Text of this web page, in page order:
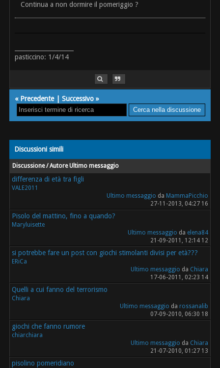
Continua a non dormire il pomeriggio ?
pasticcino: 1/4/14
« Precedente|Successivo »
Discussioni simili
Discussione / Autore Ultimo messaggio
differenza di età tra figli
VALE2011
Ultimo messaggio da MammaPicchio
27-11-2013, 04:27 16
Pisolo del mattino, fino a quando?
Maryluisette
Ultimo messaggio da elena84
21-09-2011, 12:14 12
si potrebbe fare un post con giochi stimolanti divisi per età???
ERiCa
Ultimo messaggio da Chiara
17-06-2011, 02:23 14
Quelli a cui fanno del terrorismo
Chiara
Ultimo messaggio da rossanalib
07-09-2010, 06:30 18
giochi che fanno rumore
chiarchiara
Ultimo messaggio da Chiara
21-07-2010, 01:27 13
pisolino pomeridiano